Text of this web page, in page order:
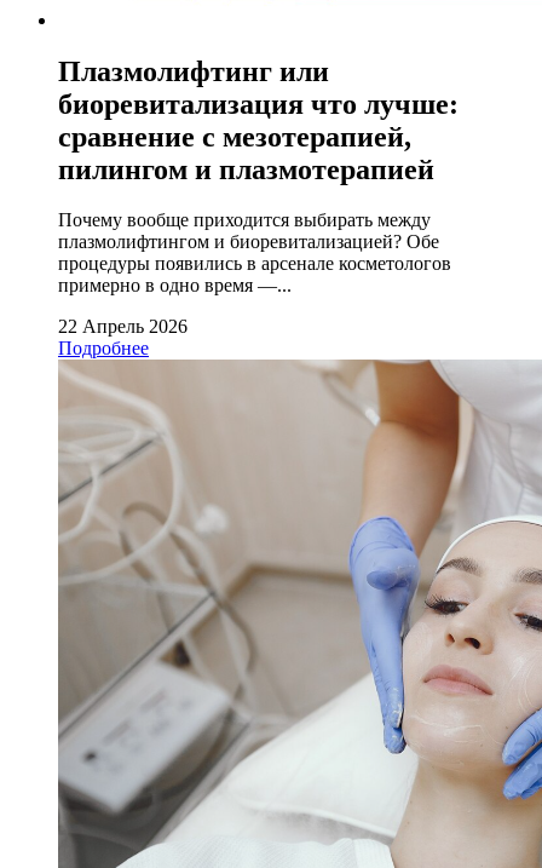
Плазмолифтинг или
биоревитализация что лучше:
сравнение с мезотерапией,
пилингом и плазмотерапией
Почему вообще приходится выбирать между
плазмолифтингом и биоревитализацией? Обе
процедуры появились в арсенале косметологов
примерно в одно время —...
22 Апрель 2026
Подробнее